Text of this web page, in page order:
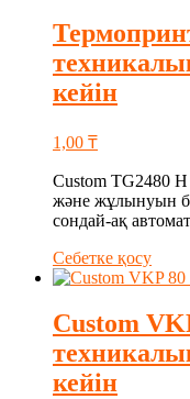
кейін
1,00 ₸
Custom TG2480 H
және жұлынуын
сондай-ақ
Себетке қосу
Custom
кейін